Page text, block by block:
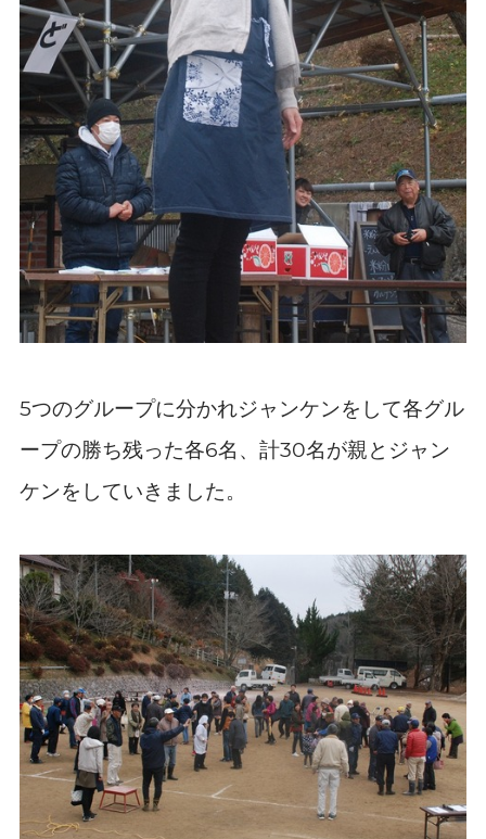
5つのグループに分かれジャンケンをして各グル
ープの勝ち残った各6名、計30名が親とジャン
ケンをしていきました。